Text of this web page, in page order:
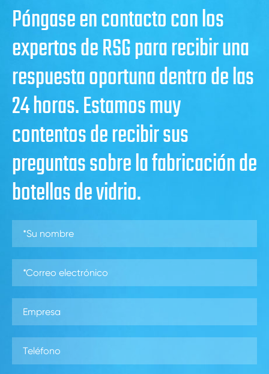
Póngase en contacto con los
expertos de RSG para recibir una
respuesta oportuna dentro de las
24 horas. Estamos muy
contentos de recibir sus
preguntas sobre la fabricación de
botellas de vidrio.